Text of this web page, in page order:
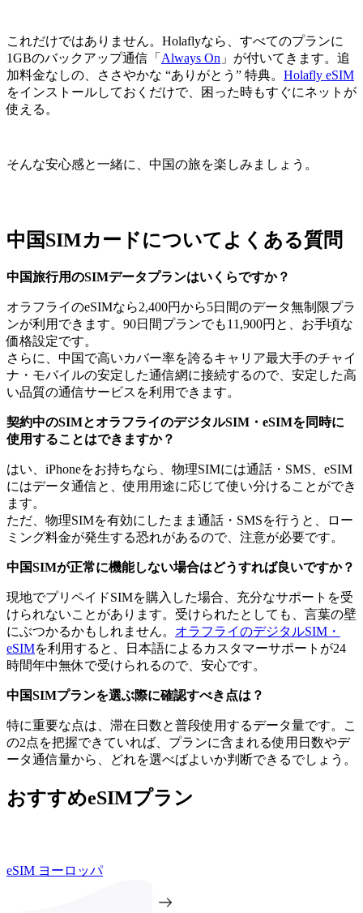
これだけではありません。Holaflyなら、すべてのプランに
1GBのバックアップ通信「 Always On 」が付いてきます。追
加料金なしの、ささやかな “ありがとう” 特典。 Holafly eSIM
をインストールしておくだけで、困った時もすぐにネットが
使える。
そんな安心感と一緒に、中国の旅を楽しみましょう。
中国SIMカードについてよくある質問
中国旅行用のSIMデータプランはいくらですか？
オラフライのeSIMなら2,400円から5日間のデータ無制限プラ
ンが利用できます。90日間プランでも11,900円と、お手頃な
価格設定です。
さらに、中国で高いカバー率を誇るキャリア最大手のチャイ
ナ・モバイルの安定した通信網に接続するので、安定した高
い品質の通信サービスを利用できます。
契約中のSIMとオラフライのデジタルSIM・eSIMを同時に
使用することはできますか？
はい、iPhoneをお持ちなら、物理SIMには通話・SMS、eSIM
にはデータ通信と、使用用途に応じて使い分けることができ
ます。
ただ、物理SIMを有効にしたまま通話・SMSを行うと、ロー
ミング料金が発生する恐れがあるので、注意が必要です。
中国SIMが正常に機能しない場合はどうすれば良いですか？
現地でプリペイドSIMを購入した場合、充分なサポートを受
けられないことがあります。受けられたとしても、言葉の壁
にぶつかるかもしれません。 オラフライのデジタルSIM・
eSIMを利用すると、日本語によるカスタマーサポートが24
時間年中無休で受けられるので、安心です。
中国SIMプランを選ぶ際に確認すべき点は？
特に重要な点は、滞在日数と普段使用するデータ量です。こ
の2点を把握できていれば、プランに含まれる使用日数やデ
ータ通信量から、どれを選べばよいか判断できるでしょう。
おすすめeSIMプラン
eSIM ヨーロッパ